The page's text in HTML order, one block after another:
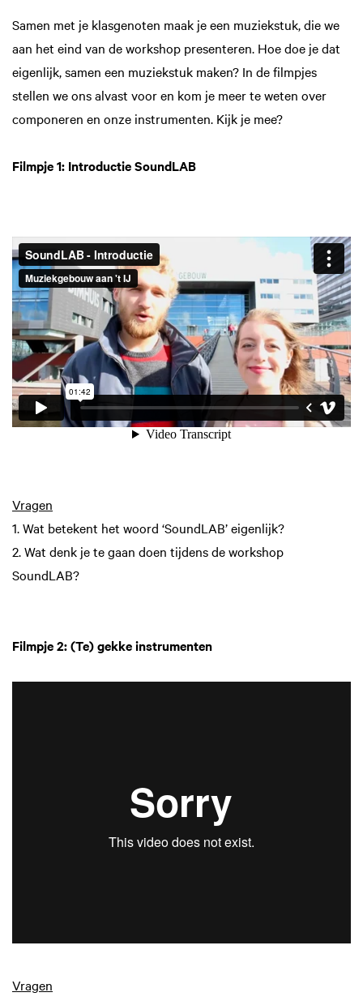
Samen met je klasgenoten maak je een muziekstuk, die we
aan het eind van de workshop presenteren. Hoe doe je dat
eigenlijk, samen een muziekstuk maken? In de filmpjes
stellen we ons alvast voor en kom je meer te weten over
componeren en onze instrumenten. Kijk je mee?
Filmpje 1: Introductie SoundLAB
Vragen
1. Wat betekent het woord ‘SoundLAB’ eigenlijk?
2. Wat denk je te gaan doen tijdens de workshop
SoundLAB?
Filmpje 2: (Te) gekke instrumenten
Vragen